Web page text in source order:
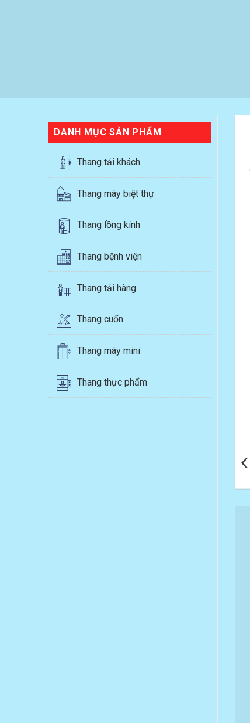
DANH MỤC SẢN PHẨM
Thang tải khách
Thang máy biệt thự
Thang lồng kính
Thang bệnh viện
Thang tải hàng
Thang cuốn
Thang máy mini
Thang thực phẩm